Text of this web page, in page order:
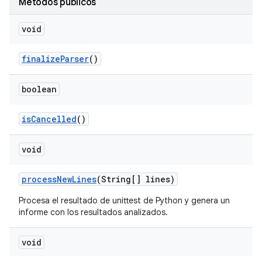
Métodos públicos
void
finalizeParser()
boolean
isCancelled()
void
processNewLines(String[] lines)
Procesa el resultado de unittest de Python y genera un
informe con los resultados analizados.
void